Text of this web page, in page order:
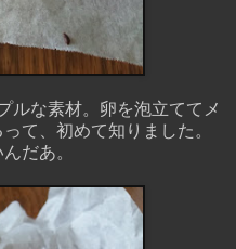
ルな素材。卵を泡立ててメ
て、初めて知りました。
だあ。